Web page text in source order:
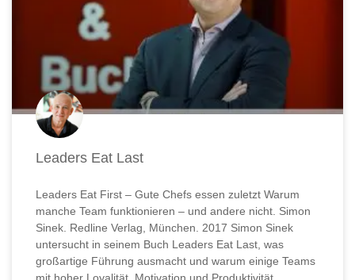
Leaders Eat Last
Leaders Eat First – Gute Chefs essen zuletzt Warum
manche Team funktionieren – und andere nicht. Simon
Sinek. Redline Verlag, München. 2017 Simon Sinek
untersucht in seinem Buch Leaders Eat Last, was
großartige Führung ausmacht und warum einige Teams
mit hoher Loyalität, Motivation und Produktivität